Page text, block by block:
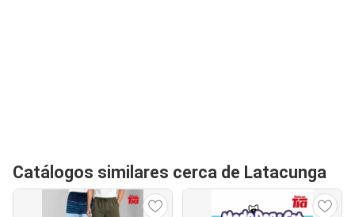
Catálogos similares cerca de Latacunga